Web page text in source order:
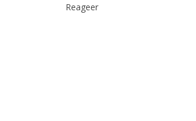
Reageer